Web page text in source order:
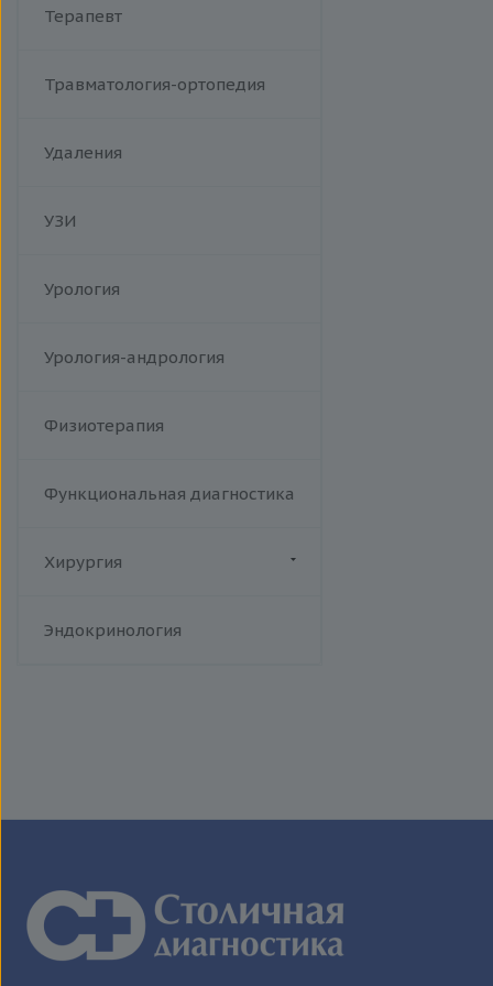
Терапевт
Травматология-ортопедия
Удаления
УЗИ
Урология
Урология-андрология
Физиотерапия
Функциональная диагностика
Хирургия
Эндокринология